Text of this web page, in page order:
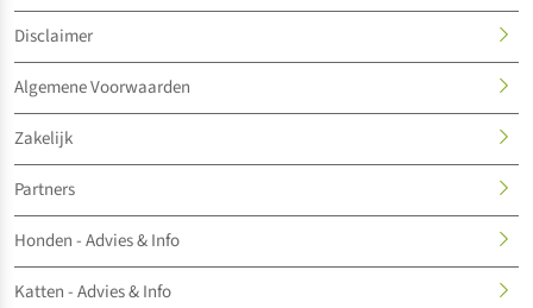
Disclaimer
Algemene Voorwaarden
Zakelijk
Partners
Honden - Advies & Info
Katten - Advies & Info